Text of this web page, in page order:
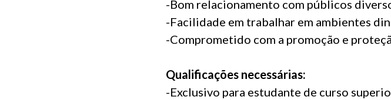
-Bom relacionamento com públicos
-Facilidade em trabalhar em ambientes
-Comprometido com a promoção e
Qualificações necessárias:
-Exclusivo para estudante de curso